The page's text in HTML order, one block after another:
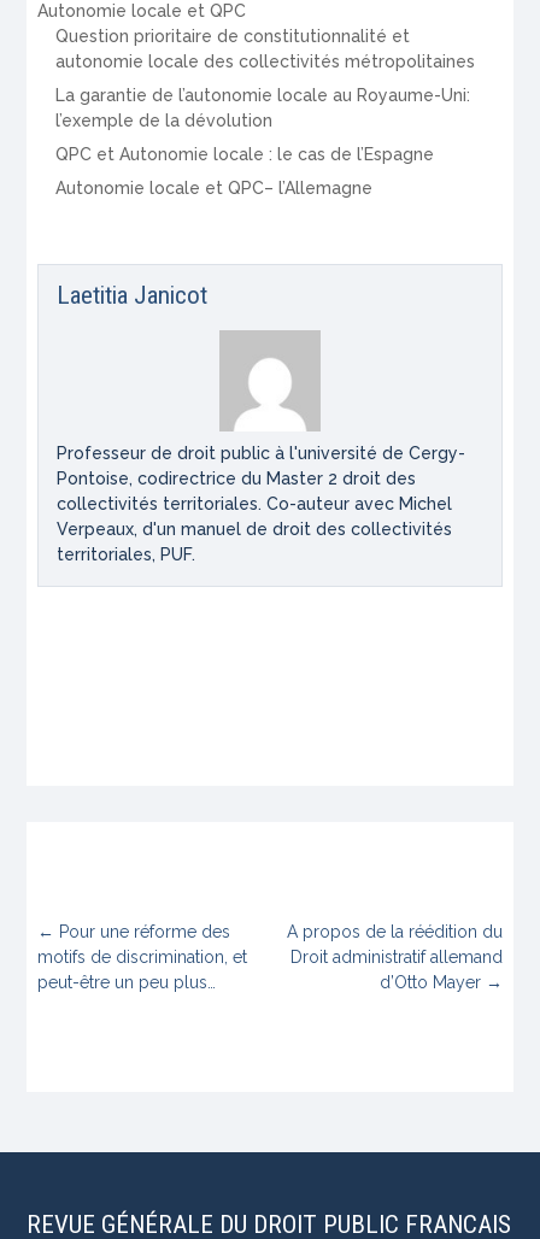
Autonomie locale et QPC
Question prioritaire de constitutionnalité et
autonomie locale des collectivités métropolitaines
La garantie de l’autonomie locale au Royaume-Uni:
l’exemple de la dévolution
QPC et Autonomie locale : le cas de l’Espagne
Autonomie locale et QPC– l’Allemagne
Laetitia Janicot
Professeur de droit public à l'université de Cergy-
Pontoise, codirectrice du Master 2 droit des
collectivités territoriales. Co-auteur avec Michel
Verpeaux, d'un manuel de droit des collectivités
territoriales, PUF.
← Pour une réforme des
motifs de discrimination, et
peut-être un peu plus…
A propos de la réédition du
Droit administratif allemand
d’Otto Mayer→
REVUE GÉNÉRALE DU DROIT PUBLIC FRANCAIS